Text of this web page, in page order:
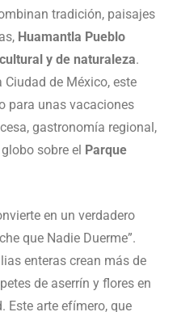
tradición, paisajes
Huamantla Pueblo
y de naturaleza.
de México, este
para unas vacaciones
gastronomía regional,
sobre el Parque
en un verdadero
que Nadie Duerme”.
enteras crean más de
de aserrín y flores en
Este arte efímero, que